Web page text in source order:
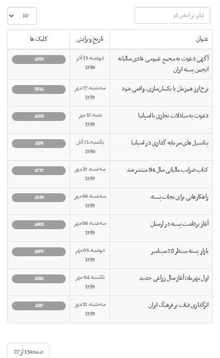
فیلتر
بر
اساس
نام
نمایش
#
عنوان
تاریخ ویرایش
کلیک ها
آگهی دعوت به مجمع عمومی عادی سالیانه
انجمن پسته ایران
دوشنبه, 13 آذر
1396
4033
نرخ ارز همزمان با یکسان‌سازی، واقعی شود
سه شنبه, 27 مهر
1395
3934
دعوت به مبادلات تجاری با اسپانیا
شنبه, 17 مهر
1395
4108
پتانسیل های سرمایه گذاری در اسپانیا
یکشنبه, 21 آبان
1396
4179
کتاب ضرایب مالیاتی سال 94 منتشر شد
سه شنبه, 13 مهر
1395
4757
راهکارهایی برای نجات پسته
سه شنبه, 06 مهر
1395
4358
آغاز برداشت پسته در لرستان
سه شنبه, 06 مهر
1395
4608
بازار پسته منتظر 28 سپتامبر
دوشنبه, 05 مهر
1395
4670
اول مهرماه؛ آغاز سال زراعی جدید
یکشنبه, 04 مهر
1395
4194
اثرگذارى قنات بر فرهنگ ايران
سه شنبه, 13 مهر
1395
4137
صفحه15 از27